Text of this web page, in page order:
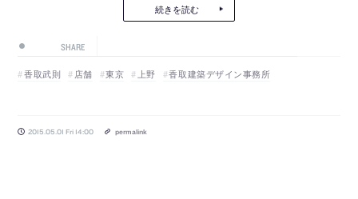
続きを読む
SHARE
香取武則 店舗 東京 上野 香取建築デザイン事務所
2015.05.01 Fri 14:00 permalink